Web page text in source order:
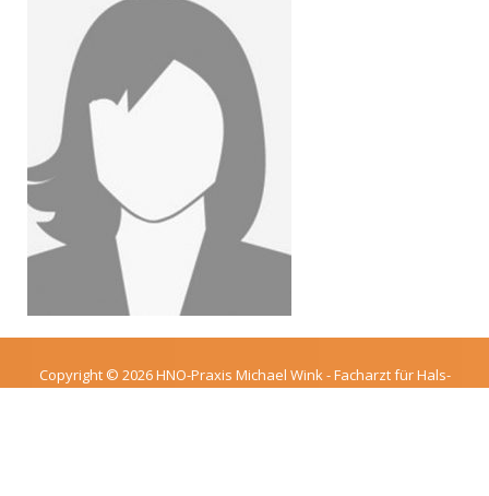
Copyright © 2026 HNO-Praxis Michael Wink - Facharzt für Hals-